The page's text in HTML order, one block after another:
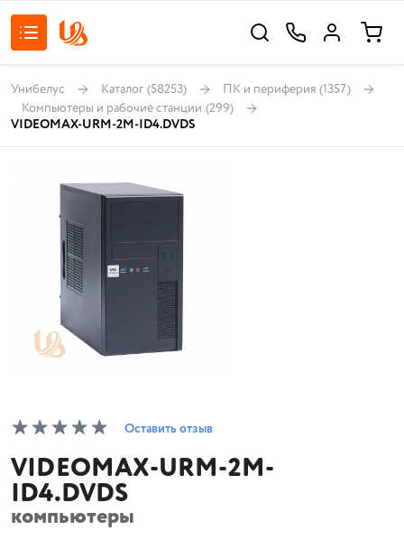
Унибелус Каталог (58253) ПК и периферия (1357)
Компьютеры и рабочие станции (299)
VIDEOMAX-URM-2M-ID4.DVDS
Оставить отзыв
VIDEOMAX-URM-2M-
ID4.DVDS
компьютеры